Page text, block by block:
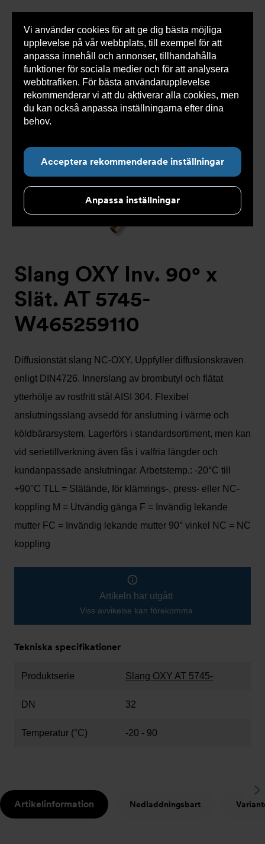
Vi använder cookies för att ge dig bästa möjliga
upplevelse på vår webbplats, till exempel för att
anpassa innehåll och annonser, tillhandahålla
funktioner för sociala medier och för att analysera
webbtrafiken. För bästa användarupplevelse
rekommenderar vi att du aktiverar alla cookies, men
du kan också anpassa inställningarna efter dina
behov.
Acceptera rekommenderade inställningar
Anpassa inställningar
0 varorSnabborder
Du
här:
Armatec > Produkter > Kyla > Slang >
Slang
OXY
> Slang OXY AT 5745- >
Slang OXY Inv. 90° x
Slät. AT 5745-W465259110
Slang OXY Inv. 90° x
Slät. AT 5745-
W465259110
Diffusionstät slang NC-OXY. Uppfyller diffusionskraven
enligt DIN4726. Innerslang av brombutyl och flätat
ytterhölje av rostfritt stål AISI 304. Flexibel
anslutningsslang avsedd för anslutning i värme och
köldbärarsystem. Lagerförs i standardsortiment, men kan
vid serietillverkning även fås i valfria längder och
kundanpassade anslutningar. Arbetstemp.: -20°C till
+90°C TLL = Slätände, för klämrings-, press- eller NC-
koppling M = Utvändig gänga F = Invändig lekande
mutter FC = Invändig lekande mutter 90° vinkel NC = NC
koppling
Artikeln har utgått
Viss avvikelse kan förekomma
Tekniska specifikationer
Produktserie Slang OXY AT 5745-
DN 32
Temperatur (°C) -20 - 90
Artikelinformation Nedladdningsbart